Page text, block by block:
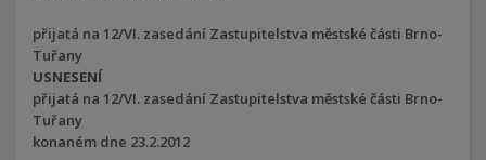
přijatá na 12/VI. zasedání Zastupitelstva městské části Brno-
Tuřany
USNESENÍ
přijatá na 12/VI. zasedání Zastupitelstva městské části Brno-
Tuřany
konaném dne 23.2.2012